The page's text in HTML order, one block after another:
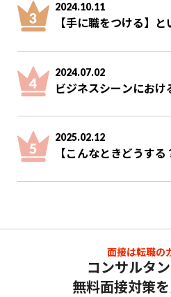
2024.10.11
【手に職をつける】
2024.07.02
ビジネスシーンにお
2025.02.12
【こんなときどうす
面接は転職の
コンサルタ
無料面接対策